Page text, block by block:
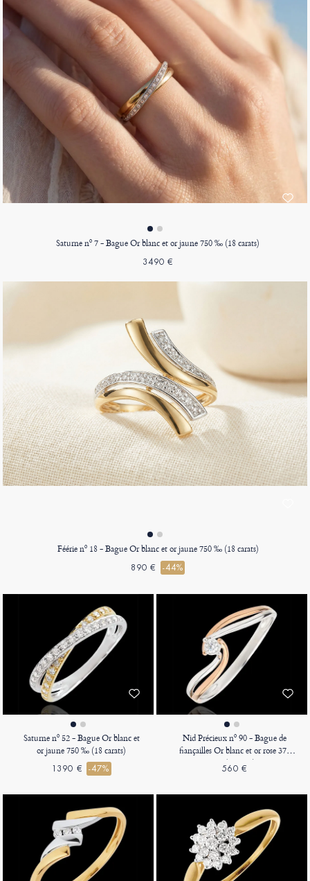
Saturne nº 7 - Bague Or blanc et or jaune 750 ‰ (18 carats)
3490 €
Féérie nº 18 - Bague Or blanc et or jaune 750 ‰ (18 carats)
890 € -44%
Saturne nº 52 - Bague Or blanc et
or jaune 750 ‰ (18 carats)
1390 € -47%
Nid Précieux nº 90 - Bague de
fiançailles Or blanc et or rose 375
‰ (9 carats)
560 €